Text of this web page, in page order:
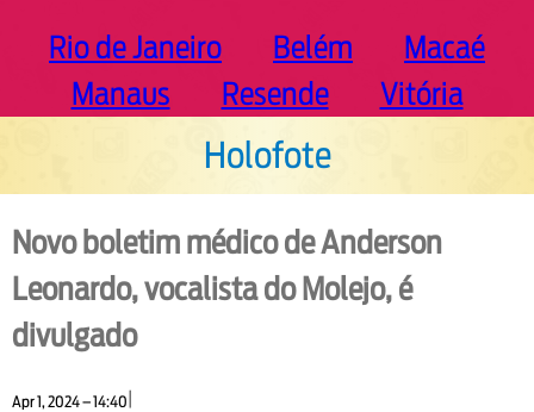
Rio de Janeiro Belém
Macaé
Manaus
Resende Vitória
Holofote
Novo boletim médico de Anderson
Leonardo, vocalista do Molejo, é
divulgado
Apr 1, 2024 – 14:40|